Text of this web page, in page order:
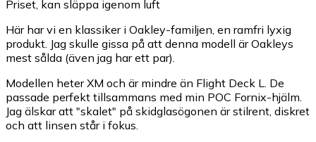
Priset, kan släppa igenom luft
Här har vi en klassiker i Oakley-familjen, en ramfri lyxig
produkt. Jag skulle gissa på att denna modell är Oakleys
mest sålda (även jag har ett par).
Modellen heter XM och är mindre än Flight Deck L. De
passade perfekt tillsammans med min POC Fornix-hjälm.
Jag älskar att "skalet" på skidglasögonen är stilrent, diskret
och att linsen står i fokus.